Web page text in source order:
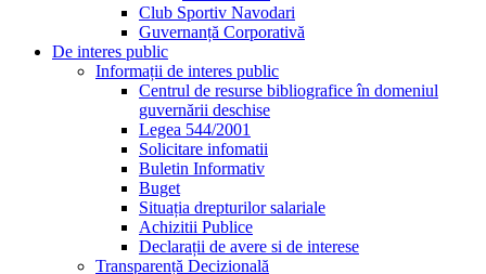
Club Sportiv Navodari
Guvernanță Corporativă
De interes public
Informații de interes public
Centrul de resurse bibliografice în domeniul
guvernării deschise
Legea 544/2001
Solicitare infomatii
Buletin Informativ
Buget
Situația drepturilor salariale
Achizitii Publice
Declarații de avere si de interese
Transparență Decizională